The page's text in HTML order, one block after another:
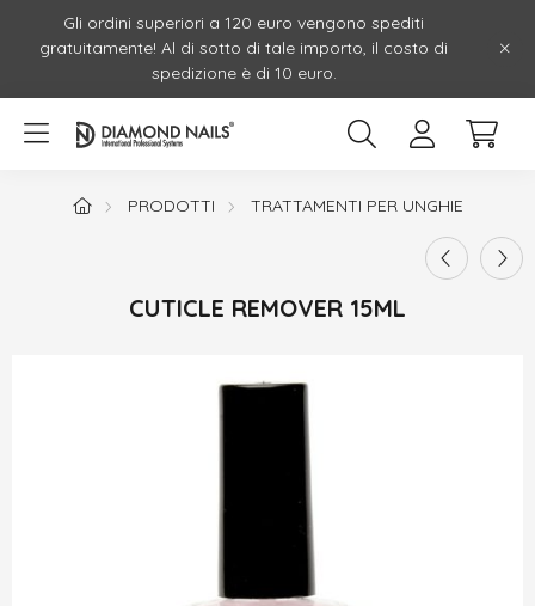
Gli ordini superiori a 120 euro vengono spediti
gratuitamente! Al di sotto di tale importo, il costo di
spedizione è di 10 euro.
PRODOTTI TRATTAMENTI PER UNGHIE
CUTICLE REMOVER 15ML